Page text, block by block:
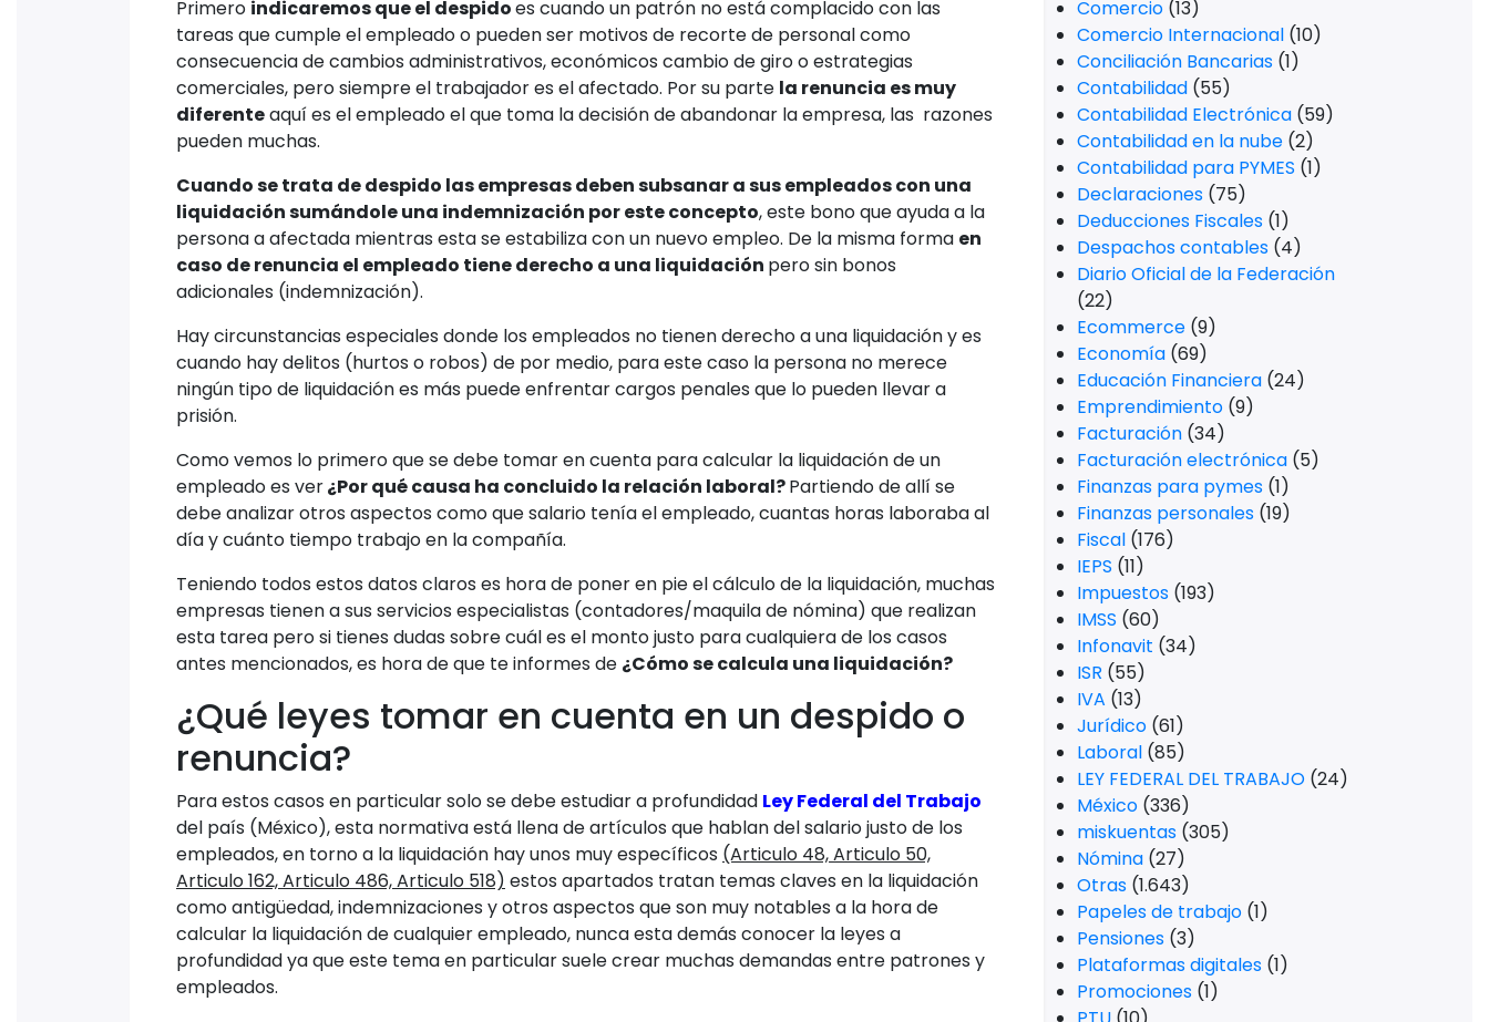
Primero indicaremos que el despidoes cuando un patrón no está complacido con las
tareas que cumple el empleado o pueden ser motivos de recorte de personal como
consecuencia de cambios administrativos, económicos cambio de giro o estrategias
comerciales, pero siempre el trabajador es el afectado. Por su parte la renuncia es muy
diferenteaquí es el empleado el que toma la decisión de abandonar la empresa, las razones
pueden muchas.
Cuando se trata de despido las empresas deben subsanar a sus empleados con una
liquidación sumándole una indemnización por este concepto, este bono que ayuda a la
persona a afectada mientras esta se estabiliza con un nuevo empleo. De la misma forma en
caso de renuncia el empleado tiene derecho a una liquidación pero sin bonos
adicionales (indemnización).
Hay circunstancias especiales donde los empleados no tienen derecho a una liquidación y es
cuando hay delitos (hurtos o robos) de por medio, para este caso la persona no merece
ningún tipo de liquidación es más puede enfrentar cargos penales que lo pueden llevar a
prisión.
Como vemos lo primero que se debe tomar en cuenta para calcular la liquidación de un
empleado es ver¿Por qué causa ha concluido la relación laboral?Partiendo de allí se
debe analizar otros aspectos como que salario tenía el empleado, cuantas horas laboraba al
día y cuánto tiempo trabajo en la compañía.
Teniendo todos estos datos claros es hora de poner en pie el cálculo de la liquidación, muchas
empresas tienen a sus servicios especialistas (contadores/maquila de nómina) que realizan
esta tarea pero si tienes dudas sobre cuál es el monto justo para cualquiera de los casos
antes mencionados, es hora de que te informes de ¿Cómo se calcula una liquidación?
¿Qué leyes tomar en cuenta en un despido o
renuncia?
Para estos casos en particular solo se debe estudiar a profundidad Ley Federal del Trabajo
del país (México), esta normativa está llena de artículos que hablan del salario justo de los
empleados, en torno a la liquidación hay unos muy específicos (Articulo 48, Articulo 50,
Articulo 162, Articulo 486, Articulo 518) estos apartados tratan temas claves en la liquidación
como antigüedad, indemnizaciones y otros aspectos que son muy notables a la hora de
calcular la liquidación de cualquier empleado, nunca esta demás conocer la leyes a
profundidad ya que este tema en particular suele crear muchas demandas entre patrones y
empleados.
Comercio (13)
Comercio Internacional (10)
Conciliación Bancarias (1)
Contabilidad (55)
Contabilidad Electrónica (59)
Contabilidad en la nube (2)
Contabilidad para PYMES (1)
Declaraciones (75)
Deducciones Fiscales (1)
Despachos contables (4)
Diario Oficial de la Federación
(22)
Ecommerce (9)
Economía (69)
Educación Financiera (24)
Emprendimiento (9)
Facturación (34)
Facturación electrónica (5)
Finanzas para pymes (1)
Finanzas personales (19)
Fiscal (176)
IEPS (11)
Impuestos (193)
IMSS (60)
Infonavit (34)
ISR (55)
IVA (13)
Jurídico (61)
Laboral (85)
LEY FEDERAL DEL TRABAJO (24)
México (336)
miskuentas (305)
Nómina (27)
Otras (1.643)
Papeles de trabajo (1)
Pensiones (3)
Plataformas digitales (1)
Promociones (1)